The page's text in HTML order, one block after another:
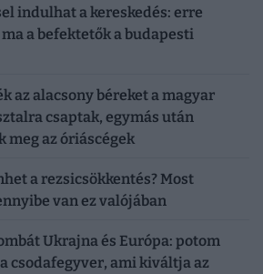
indulhat a kereskedés: erre
a befektetők a budapesti
az alacsony béreket a magyar
csaptak, egymás után
meg az óriáscégek
a rezsicsökkentés? Most
van ez valójában
Ukrajna és Európa: potom
csodafegyver, ami kiváltja az